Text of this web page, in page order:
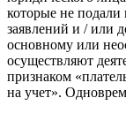
которые не
заявлений и / или
основному или
осуществляют
признаком
на учет».